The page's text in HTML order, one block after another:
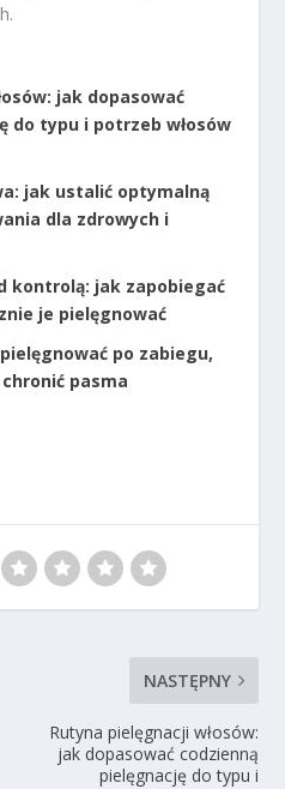
jak dopasować
do typu i potrzeb włosów
jak ustalić optymalną
dla zdrowych i
kontrolą: jak zapobiegać
je pielęgnować
po zabiegu,
pasma
NASTĘPNY
Rutyna pielęgnacji włosów:
jak dopasować codzienną
pielęgnację do typu i